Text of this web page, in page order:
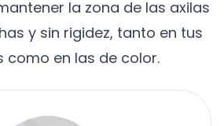
la zona de las axilas
y sin rigidez, tanto en tus
como en las de color.